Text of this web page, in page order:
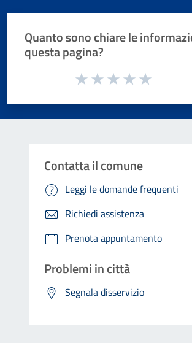
Quanto sono chiare le
questa pagina?
Valuta da 1 a 5 stelle la pagina
Contatta il comune
Leggi le domande frequenti
Richiedi assistenza
Prenota appuntamento
Problemi in città
Segnala disservizio